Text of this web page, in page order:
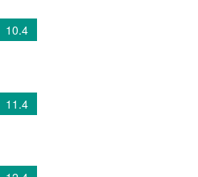
10.4
11.4